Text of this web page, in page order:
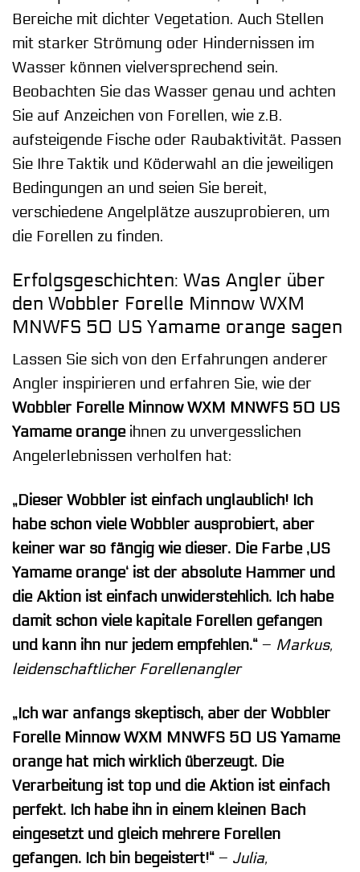
Bereiche mit dichter Vegetation. Auch Stellen
mit starker Strömung oder Hindernissen im
Wasser können vielversprechend sein.
Beobachten Sie das Wasser genau und achten
Sie auf Anzeichen von Forellen, wie z.B.
aufsteigende Fische oder Raubaktivität. Passen
Sie Ihre Taktik und Köderwahl an die jeweiligen
Bedingungen an und seien Sie bereit,
verschiedene Angelplätze auszuprobieren, um
die Forellen zu finden.
Erfolgsgeschichten: Was Angler über
den Wobbler Forelle Minnow WXM
MNWFS 50 US Yamame orange sagen
Lassen Sie sich von den Erfahrungen anderer
Angler inspirieren und erfahren Sie, wie der
Wobbler Forelle Minnow WXM MNWFS 50 US
Yamame orangeihnen zu unvergesslichen
Angelerlebnissen verholfen hat:
„Dieser Wobbler ist einfach unglaublich! Ich
habe schon viele Wobbler ausprobiert, aber
keiner war so fängig wie dieser. Die Farbe ‚US
Yamame orange‘ ist der absolute Hammer und
die Aktion ist einfach unwiderstehlich. Ich habe
damit schon viele kapitale Forellen gefangen
und kann ihn nur jedem empfehlen.“ – Markus,
leidenschaftlicher Forellenangler
„Ich war anfangs skeptisch, aber der Wobbler
Forelle Minnow WXM MNWFS 50 US Yamame
orange hat mich wirklich überzeugt. Die
Verarbeitung ist top und die Aktion ist einfach
perfekt. Ich habe ihn in einem kleinen Bach
eingesetzt und gleich mehrere Forellen
gefangen. Ich bin begeistert!“ – Julia,